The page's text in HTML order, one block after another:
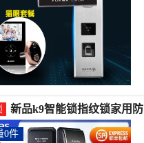
新品k9智能锁指纹锁家用防
盗门锁全自动密码锁电子锁-
指纹锁(沐普旗舰店仅售
0件